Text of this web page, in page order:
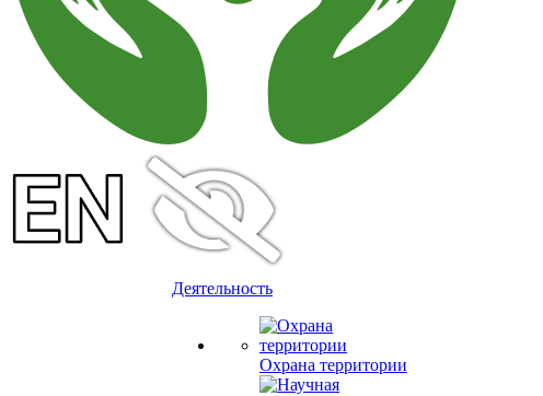
Деятельность
Охрана территории